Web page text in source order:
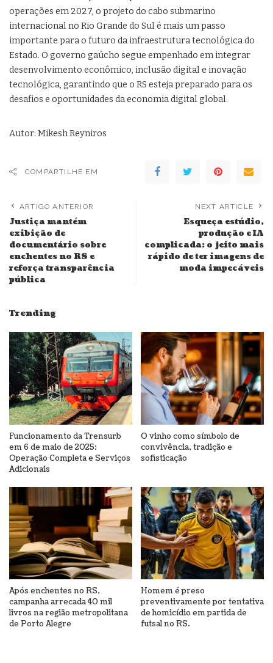
operações em 2027, o projeto do cabo submarino
internacional no Rio Grande do Sul é mais um passo
importante para o futuro da infraestrutura tecnológica do
Estado. O governo gaúcho segue empenhado em integrar
desenvolvimento econômico, inclusão digital e inovação
tecnológica, garantindo que o RS esteja preparado para os
desafios e oportunidades da economia digital global.
Autor: Mikesh Reyniros
COMPARTILHE EM
ARTIGO ANTERIOR
Justiça mantém
exibição de
documentário sobre
enchentes no RS e
reforça transparência
pública
NEXT ARTICLE
Esqueça estúdio,
produção e IA
complicada: o jeito mais
rápido de ter imagens de
moda impecáveis
Trending
Funcionamento da Trensurb
em 6 de maio de 2025:
Operação Completa e Serviços
Adicionais
O vinho como símbolo de
convivência, tradição e
sofisticação
Após enchentes no RS,
campanha arrecada 40 mil
livros na região metropolitana
de Porto Alegre
Homem é preso
preventivamente por tentativa
de homicídio em partida de
futsal no RS.